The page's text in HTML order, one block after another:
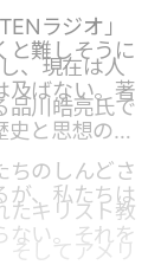
ラジオ」
、現在は人
品川皓亮氏で
と難しそうに
及ばない。著
と思想の旅
ちのしんどさ
たキリスト教
そしてアメリ
が、私たちは
ない。それを